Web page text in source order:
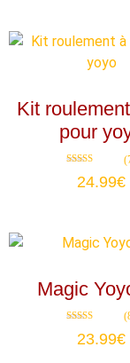
Kit
pour
4.86
24.99€
Magic
4.75
23.99€